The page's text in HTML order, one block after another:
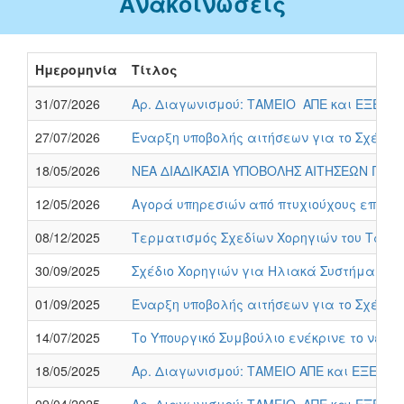
Ημερομηνία
Τίτλος
31/07/2026
Αρ. Διαγωνισμού: ΤΑΜΕΙΟ ΑΠΕ και ΕΞΕ/
27/07/2026
Έναρξη υποβολής αιτήσεων για το
18/05/2026
ΝΕΑ ΔΙΑΔΙΚΑΣΙΑ ΥΠΟΒΟΛΗΣ ΑΙΤΗΣΕΩΝ ΓΙΑ
12/05/2026
Αγορά υπηρεσιών από πτυχιούχους
08/12/2025
Τερματισμός Σχεδίων Χορηγιών του
30/09/2025
Σχέδιο Χορηγιών για Ηλιακά
01/09/2025
Έναρξη υποβολής αιτήσεων για το
14/07/2025
Το Υπουργικό Συμβούλιο ενέκρινε το
18/05/2025
Αρ. Διαγωνισμού: ΤΑΜΕΙΟ ΑΠΕ και ΕΞΕ/